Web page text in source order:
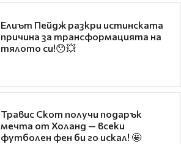
Елиът Пейдж разкри истинската
причина за трансформацията на
тялото си!😯💥
Травис Скот получи подарък
мечта от Холанд — всеки
футболен фен би го искал! 🤩